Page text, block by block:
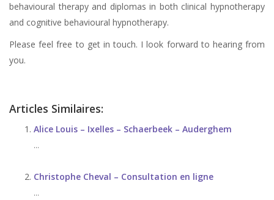
behavioural therapy and diplomas in both clinical hypnotherapy
and cognitive behavioural hypnotherapy.
Please feel free to get in touch. I look forward to hearing from
you.
Articles Similaires:
Alice Louis – Ixelles – Schaerbeek – Auderghem
...
Christophe Cheval – Consultation en ligne
...